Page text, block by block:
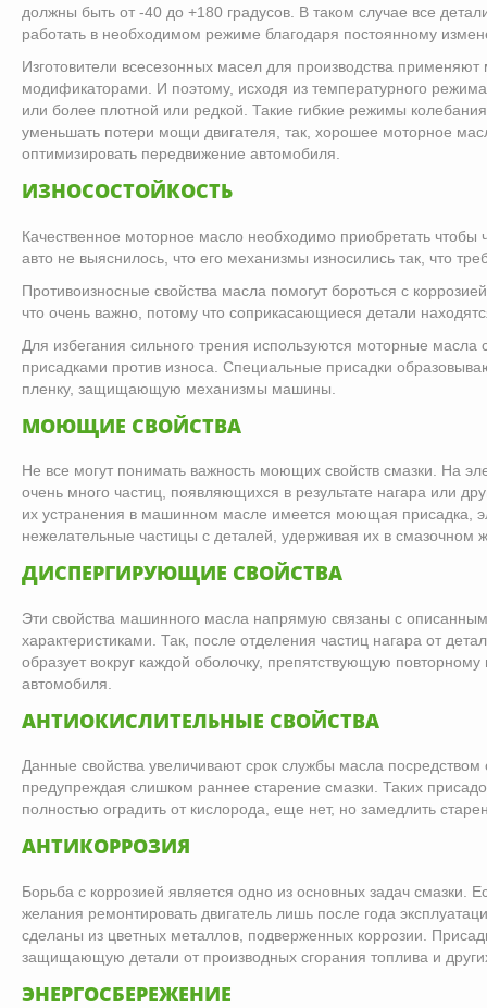
должны быть от -40 до +180 градусов. В таком случае все
работать в необходимом режиме благодаря постоянному
Изготовители всесезонных масел для производства применяют
модификаторами. И поэтому, исходя из температурного
или более плотной или редкой. Такие гибкие режимы
уменьшать потери мощи двигателя, так, хорошее моторное
оптимизировать передвижение автомобиля.
ИЗНОСОСТОЙКОСТЬ
Качественное моторное масло необходимо приобретать чтобы
авто не выяснилось, что его механизмы износились так, что
Противоизносные свойства масла помогут бороться с
что очень важно, потому что соприкасающиеся детали
Для избегания сильного трения используются моторные
присадками против износа. Специальные присадки
пленку, защищающую механизмы машины.
МОЮЩИЕ СВОЙСТВА
Не все могут понимать важность моющих свойств смазки. На
очень много частиц, появляющихся в результате нагара или
их устранения в машинном масле имеется моющая присадка,
нежелательные частицы с деталей, удерживая их в смазочном
ДИСПЕРГИРУЮЩИЕ СВОЙСТВА
Эти свойства машинного масла напрямую связаны с
характеристиками. Так, после отделения частиц нагара от
образует вокруг каждой оболочку, препятствующую
автомобиля.
АНТИОКИСЛИТЕЛЬНЫЕ СВОЙСТВА
Данные свойства увеличивают срок службы масла
предупреждая слишком раннее старение смазки. Таких
полностью оградить от кислорода, еще нет, но замедлить
АНТИКОРРОЗИЯ
Борьба с коррозией является одно из основных задач смазки.
желания ремонтировать двигатель лишь после года
сделаны из цветных металлов, подверженных коррозии.
защищающую детали от производных сгорания топлива и
ЭНЕРГОСБЕРЕЖЕНИЕ